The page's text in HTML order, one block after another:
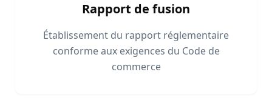
Rapport de fusion
Établissement du rapport réglementaire
conforme aux exigences du Code de
commerce